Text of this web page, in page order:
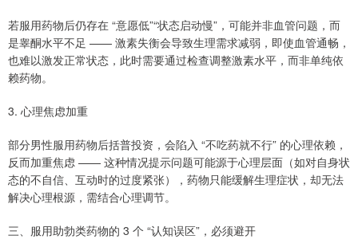
若服用药物后仍存在 “意愿低”“状态启动慢”，可能并非血管问题，而
是睾酮水平不足 —— 激素失衡会导致生理需求减弱，即使血管通畅，
也难以激发正常状态，此时需要通过检查调整激素水平，而非单纯依
赖药物。
3. 心理焦虑加重
部分男性服用药物后括普投资，会陷入 “不吃药就不行” 的心理依赖，
反而加重焦虑 —— 这种情况提示问题可能源于心理层面（如对自身状
态的不自信、互动时的过度紧张），药物只能缓解生理症状，却无法
解决心理根源，需结合心理调节。
三、服用助勃类药物的 3 个 “认知误区”，必须避开